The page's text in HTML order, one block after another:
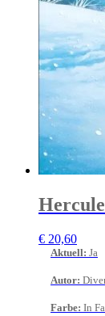
€ 20,60
Aktuell: Ja
Autor:
Farbe: In